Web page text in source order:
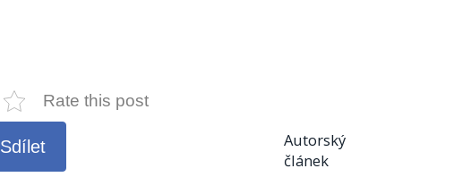
Rate this post
Sdílet
Autorský
článek